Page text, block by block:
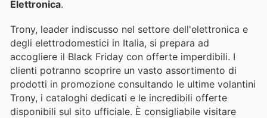
Elettronica.
Trony, leader indiscusso nel settore dell'elettronica e
degli elettrodomestici in Italia, si prepara ad
accogliere il Black Friday con offerte imperdibili. I
clienti potranno scoprire un vasto assortimento di
prodotti in promozione consultando le ultime volantini
Trony, i cataloghi dedicati e le incredibili offerte
disponibili sul sito ufficiale. È consigliabile visitare